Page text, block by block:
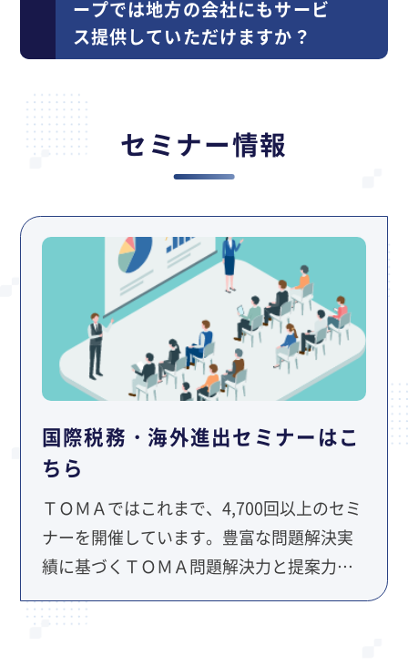
ープでは地方の会社にもサービ
ス提供していただけますか？
セミナー情報
国際税務・海外進出セミナーはこ
ちら
ＴＯＭＡではこれまで、4,700回以上のセミ
ナーを開催しています。豊富な問題解決実
績に基づくＴＯＭＡ問題解決力と提案力
を、セミナーを通して是非ご実感くださ
い。